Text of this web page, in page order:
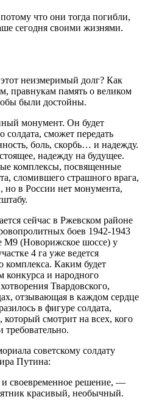
что они тогда погибли,
сегодня своими жизнями.
неизмеримый долг? Как
правнукам память о великом
были достойны.
монумент. Он будет
солдата, сможет передать
боль, скорбь… и надежду.
надежду на будущее.
комплексы, посвященные
сломившего страшного врага,
но в России нет монумента,
сейчас в Ржевском районе
боев 1942-1943
М9 (Новорижское шоссе) у
4 га уже ведется
комплекса. Каким будет
конкурса и народного
Твардовского,
отзывающая в каждом сердце
в фигуре солдата,
который смотрит на всех, кого
требовательно.
советскому солдату
Путина:
своевременное решение, —
красивый, необычный.